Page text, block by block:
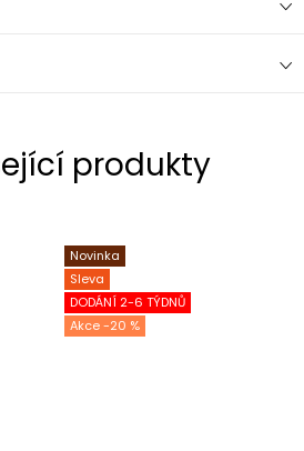
produkty
Novinka
Sleva
DODÁNÍ 2-6 TÝDNŮ
-20 %